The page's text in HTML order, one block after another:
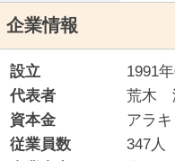
企業情報
設立
1991
代表者
荒木
資本金
アラ
従業員数
347人